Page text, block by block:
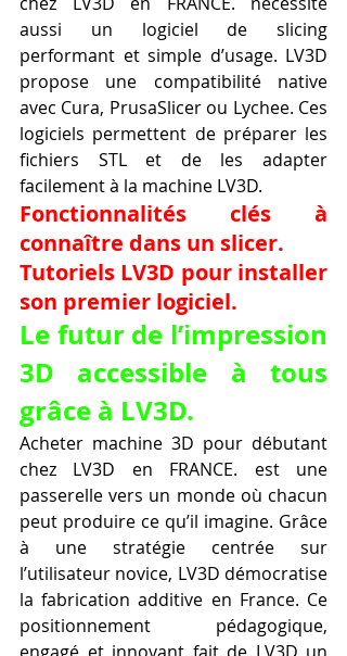
aussi un logiciel de slicing
performant et simple d’usage. LV3D
propose une compatibilité native
avec Cura, PrusaSlicer ou Lychee. Ces
logiciels permettent de préparer les
fichiers STL et de les adapter
facilement à la machine LV3D.
Fonctionnalités clés à
connaître dans un slicer.
Tutoriels LV3D pour installer
son premier logiciel.
Le futur de l’impression
3D accessible à tous
grâce à LV3D.
Acheter machine 3D pour débutant
chez LV3D en FRANCE. est une
passerelle vers un monde où chacun
peut produire ce qu’il imagine. Grâce
à une stratégie centrée sur
l’utilisateur novice, LV3D démocratise
la fabrication additive en France. Ce
positionnement pédagogique,